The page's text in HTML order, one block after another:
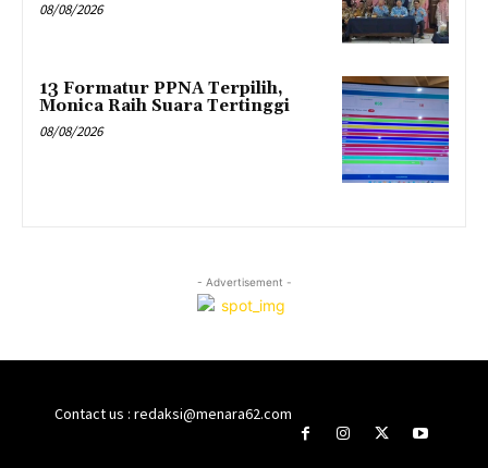
08/08/2026
13 Formatur PPNA Terpilih,
Monica Raih Suara Tertinggi
08/08/2026
- Advertisement -
Contact us : redaksi@menara62.com